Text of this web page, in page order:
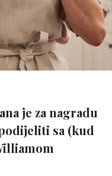
je za nagradu
sa (kud